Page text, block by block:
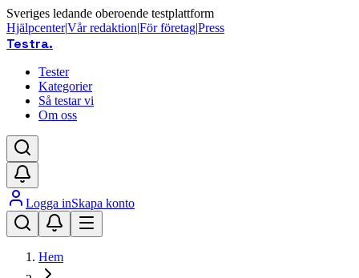
Sveriges ledande oberoende testplattform
Hjälpcenter|Vår redaktion|För företag|Press
Testra.
Tester
Kategorier
Så testar vi
Om oss
Logga inSkapa konto
Hem